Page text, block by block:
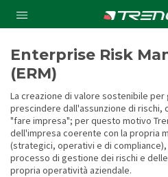
Enterprise Risk
(ERM)
La creazione di valore sostenibile
prescindere dall'assunzione di
"fare impresa"; per questo motivo
dell'impresa coerente con la propria
(strategici, operativi e di
processo di gestione dei rischi e
propria operatività aziendale.